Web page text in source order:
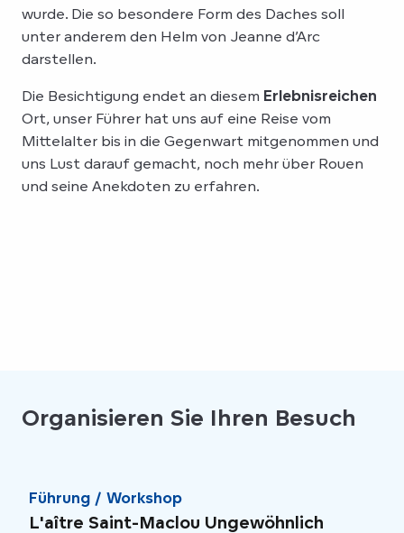
wurde. Die so besondere Form des Daches soll
unter anderem den Helm von Jeanne d’Arc
darstellen.
Die Besichtigung endet an diesem Erlebnisreichen
Ort, unser Führer hat uns auf eine Reise vom
Mittelalter bis in die Gegenwart mitgenommen und
uns Lust darauf gemacht, noch mehr über Rouen
und seine Anekdoten zu erfahren.
Organisieren Sie Ihren Besuch
Führung / Workshop
L'aître Saint-Maclou Ungewöhnlich